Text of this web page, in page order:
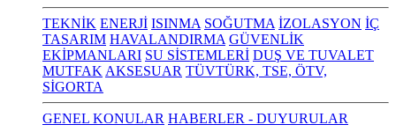
TEKNİK ENERJİ ISINMA SOĞUTMA İZOLASYON İÇ
TASARIM HAVALANDIRMA GÜVENLİK
EKİPMANLARI SU SİSTEMLERİ DUŞ VE TUVALET
MUTFAK AKSESUAR TÜVTÜRK, TSE, ÖTV,
SİGORTA
GENEL KONULAR HABERLER - DUYURULAR